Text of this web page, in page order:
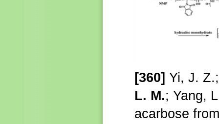
[360] Yi, J.
L. M.; Yang,
acarbose